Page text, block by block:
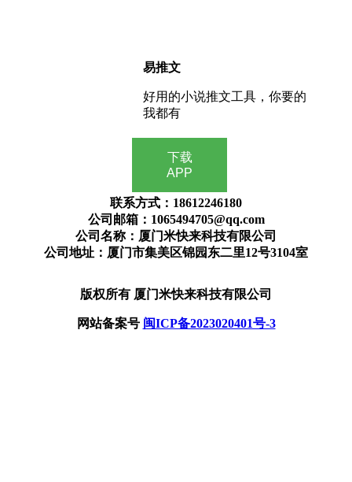
易推文
好用的小说推文工具，你要的
我都有
下载
APP
联系方式：18612246180
公司邮箱：1065494705@qq.com
公司名称：厦门米快来科技有限公司
公司地址：厦门市集美区锦园东二里12号3104室
版权所有 厦门米快来科技有限公司
网站备案号 闽ICP备2023020401号-3